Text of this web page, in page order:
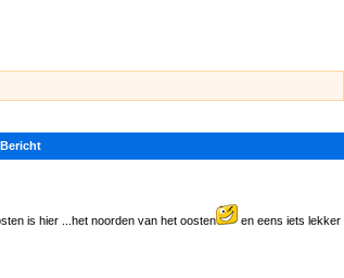
Bericht
is hier ...het noorden van het oosten
en eens iets lekker